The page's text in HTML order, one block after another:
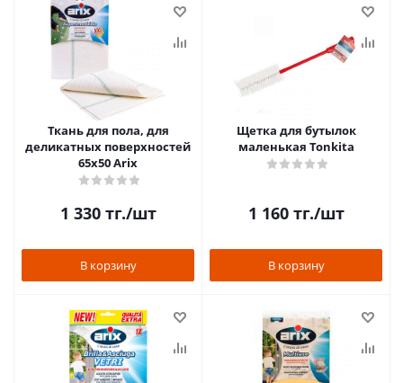
Ткань для пола, для
деликатных поверхностей
65х50 Arix
1 330тг./шт
В корзину
Щетка для бутылок
маленькая Tonkita
1 160тг./шт
В корзину